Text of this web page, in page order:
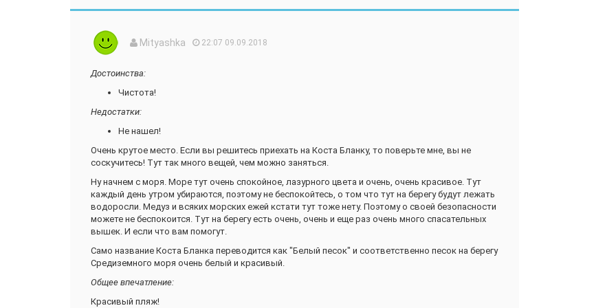
Из экспонатов отмечу:
коллекцию оружия, хотя маловато,
ответственной за ряд значимых географических открытий.
Помимо этого, в доме собрана коллекция живописи.
А такая же картина висит в здании городской тюрьмы. Подозреваю, что здесь изображено
свободный.
Рядом такая любопытная инсталляция.
Ну и на самом верху что-то, больше похожее на современное искусство.
В целом посещение дома Ордунья не произвело на меня сильного впечатления, но виды со
смотровой площадки стоят того, чтобы заплатить за вход в это место. А если уж заплатили,
почему бы его не осмотреть?;)
Продолжение следует.
Mityashka 22:07 09.09.2018
Достоинства:
Чистота!
Недостатки:
Не нашел!
Очень крутое место. Если вы решитесь приехать на Коста Бланку, то поверьте мне, вы не
соскучитесь! Тут так много вещей, чем можно заняться.
Ну начнем с моря. Море тут очень спокойное, лазурного цвета и очень, очень красивое. Тут
каждый день утром убираются, поэтому не беспокойтесь, о том что тут на берегу будут лежать
водоросли. Медуз и всяких морских ежей кстати тут тоже нету. Поэтому о своей безопасности
можете не беспокоится. Тут на берегу есть очень, очень и еще раз очень много спасательных
вышек. И если что вам помогут.
Само название Коста Бланка переводится как "Белый песок" и соответственно песок на берегу
Средиземного моря очень белый и красивый.
Общее впечатление:
Красивый пляж!